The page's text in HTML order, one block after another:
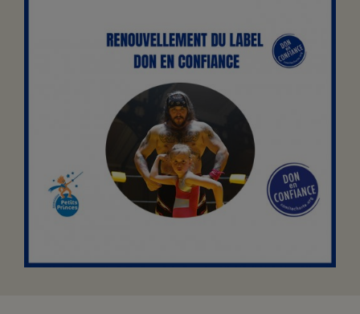
FAIRE UN DON
ASSURANCE VIE/LEGS
ESPACE PRESSE
JE DEVIENS
BÉNÉVOLE
DEVENIR
UN PETIT PRINCE